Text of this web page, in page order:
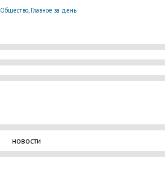
Общество, Главное за день
новости